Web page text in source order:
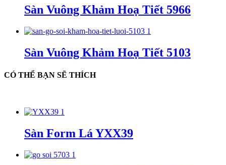
Sàn Vuông Khảm Hoạ Tiết 5966
Sàn Vuông Khảm Hoạ Tiết 5103
CÓ THỂ BẠN SẼ THÍCH
Sàn Form Lá YXX39